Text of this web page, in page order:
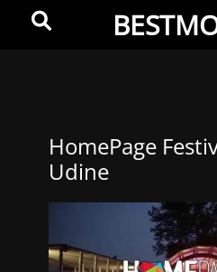
-
Web
HomePage
Udine